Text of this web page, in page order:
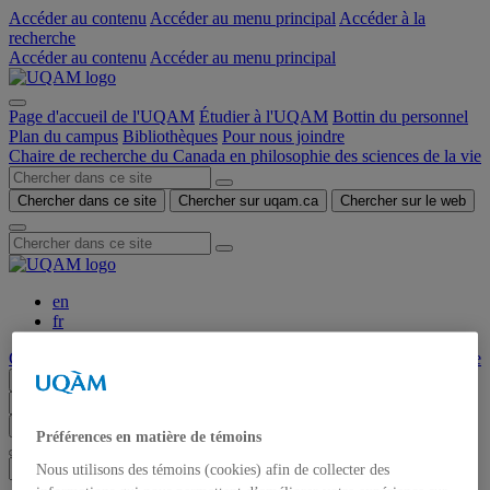
Accéder au contenu Accéder au menu principal Accéder à la
recherche
Accéder au contenu Accéder au menu principal
Page d'accueil de l'UQAM Étudier à l'UQAM Bottin du personnel
Plan du campus Bibliothèques Pour nous joindre
Chaire de recherche du Canada en philosophie des sciences de la vie
Chercher dans ce site Chercher sur uqam.ca Chercher sur le web
en
fr
Chaire de recherche du Canada en philosophie des sciences de la vie
Menu
Préférences en matière de témoins
Nous utilisons des témoins (cookies) afin de collecter des